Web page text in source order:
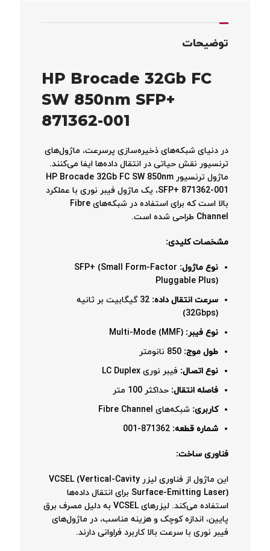
توضیحات
HP Brocade 32Gb FC
SW 850nm SFP+
871362-001
در دنیای شبکه‌های ذخیره‌سازی پرسرعت، ماژول‌های
ترنسیور نقش حیاتی در انتقال داده‌ها ایفا می‌کنند.
ماژول ترنسیور HP Brocade 32Gb FC SW 850nm
SFP+ 871362-001، یک ماژول فیبر نوری با عملکرد
بالا است که برای استفاده در شبکه‌های Fibre
Channel طراحی شده است.
مشخصات کلیدی:
نوع ماژول: SFP+ (Small Form-Factor
Pluggable Plus)
سرعت انتقال داده:
32 گیگابیت بر ثانیه
(32Gbps)
نوع فیبر:
طول موج:
نوع اتصال: فیبر نوری LC Duplex
فاصله انتقال: حداکثر 100 متر
کاربری: شبکه‌های Fibre Channel
شماره قطعه:
فناوری ساخت:
این ماژول از فناوری لیزر VCSEL (Vertical-Cavity
Surface-Emitting Laser) برای انتقال داده‌ها
استفاده می‌کند. لیزرهای VCSEL به دلیل مصرف برق
پایین، اندازه کوچک و هزینه مناسب، در ماژول‌های
فیبر نوری با سرعت بالا کاربرد فراوانی دارند.